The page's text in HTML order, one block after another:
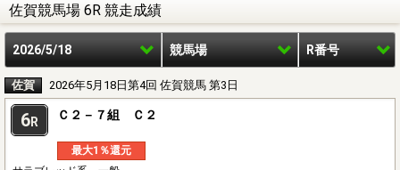
佐賀競馬場 6R 競走成績
2026/5/18 競馬場 R番号
佐賀 2026年5月18日第4回 佐賀競馬 第3日
6R Ｃ２－７組 Ｃ２
最大1％還元